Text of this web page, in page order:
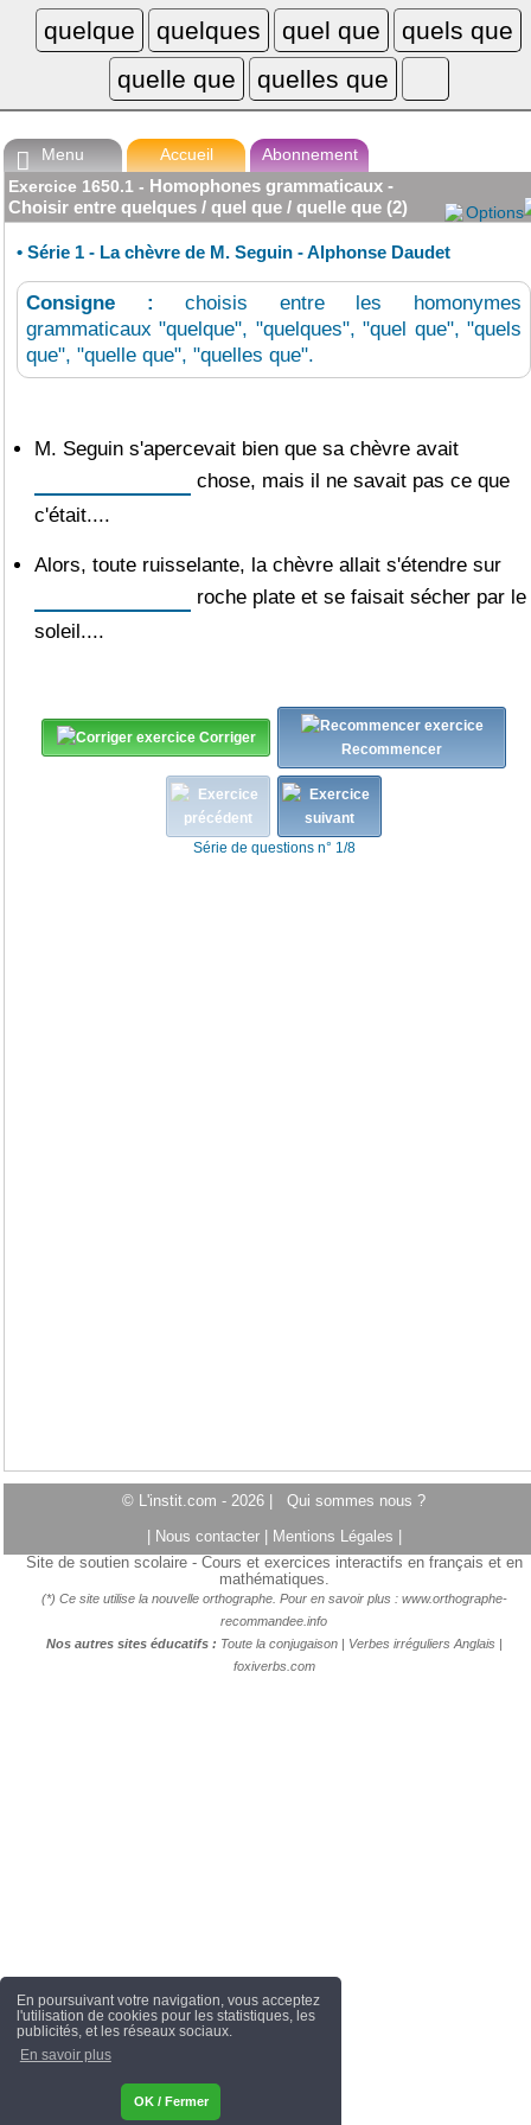
En poursuivant votre navigation, vous acceptez
l'utilisation de cookies pour les statistiques, les
publicités, et les réseaux sociaux.
En savoir plus
OK / Fermer
 Se connecter
L'instit.com
L'instit.com
 Menu Accueil
Abonnement
Exercice 1650.1 - Homophones grammaticaux -
Choisir entre quelques / quel que / quelle que (2)
Options
• Série 1 - La chèvre de M. Seguin - Alphonse Daudet
Consigne :choisis entre les homonymes
grammaticaux "quelque", "quelques", "quel que", "quels
que", "quelle que", "quelles que".
M. Seguin s'apercevait bien que sa chèvre avait
chose, mais il ne savait pas ce que
c'était....
Alors, toute ruisselante, la chèvre allait s'étendre sur
roche plate et se faisait sécher par le
soleil....
Corriger
Recommencer
Série de questions n° 1/8
© L'instit.com - 2026 | Qui sommes nous ?
Nous contacter Mentions Légales
Site de soutien scolaire - Cours et exercices interactifs en français et en
mathématiques.
(*) Ce site utilise la nouvelle orthographe. Pour en savoir plus : www.orthographe-
recommandee.info
Nos autres sites éducatifs : Toute la conjugaison| Verbes irréguliers Anglais
foxiverbs.com